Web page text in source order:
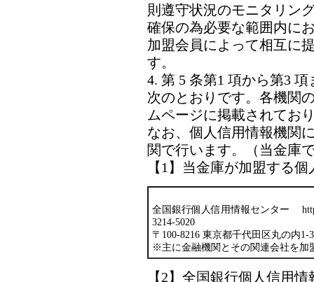
則遵守状況のモニタリン
確保の為必要な範囲内に
加盟会員によって相互に
す。
4. 第 5 条第1 項から第3
次のとおりです。各機関
ムページに掲載されてお
なお、個人信用情報機関
関で行います。（当金庫
【1】当金庫が加盟する
全国銀行個人信用情報センター
3214-5020
〒100-8216 東京都千代田区丸の
※主に金融機関とその関連会社を加
【2】全国銀行個人信用